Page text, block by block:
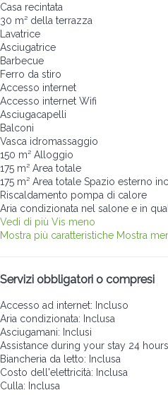
Casa recintata
30 m² della terrazza
Lavatrice
Asciugatrice
Barbecue
Ferro da stiro
Accesso internet
Accesso internet Wifi
Asciugacapelli
Balconi
Vasca idromassaggio
150 m² Alloggio
175 m² Area totale
175 m² Area totale Spazio esterno
Riscaldamento pompa di calore
Aria condizionata nel salone e in
Vedi di più Vis meno
Mostra più caratteristiche Mostra
Servizi obbligatori o compresi
Accesso ad internet: Incluso
Aria condizionata: Inclusa
Asciugamani: Inclusi
Assistance during your stay 24
Biancheria da letto: Inclusa
Costo dell'elettricità: Inclusa
Culla: Inclusa